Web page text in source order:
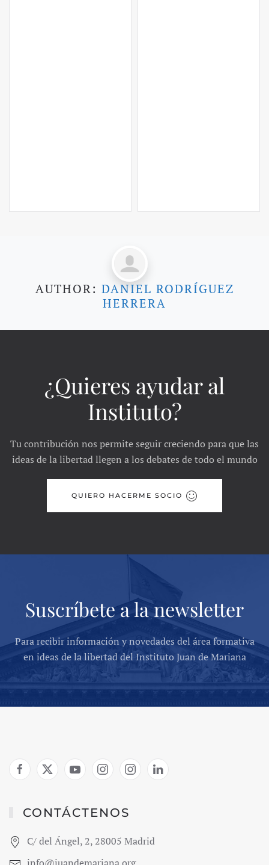
AUTHOR: DANIEL RODRÍGUEZ
HERRERA
¿Quieres ayudar al
Instituto?
Tu contribución nos permite seguir creciendo para que las
ideas de la libertad llegen a los debates de todo el mundo
QUIERO HACERME SOCIO
Suscríbete a la newsletter
Para recibir información y novedades del área formativa
en ideas de la libertad del Instituto Juan de Mariana
CONTÁCTENOS
C/ del Ángel, 2, 28005 Madrid